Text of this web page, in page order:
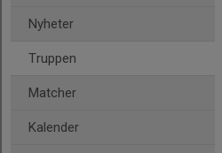
Nyheter
Truppen
Matcher
Kalender